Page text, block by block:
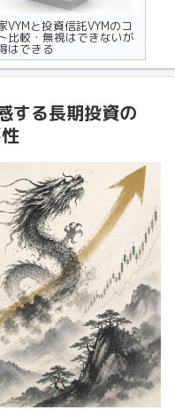
VYMと投資信託VYMのコ
比較・無視はできないが
はできる
する長期投資の